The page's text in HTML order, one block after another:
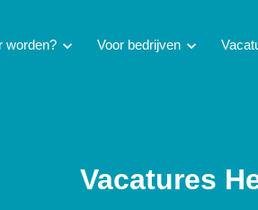
worden? chevron_right Voor bedrijven chevron_right
Vacatures